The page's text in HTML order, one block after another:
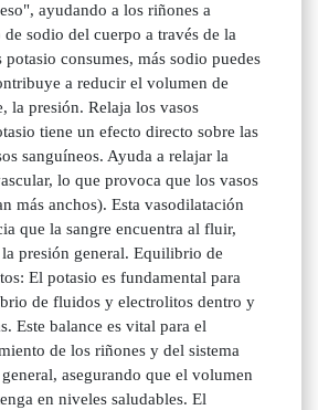
ayudando a los riñones a
sodio del cuerpo a través de la
consumes, más sodio puedes
a reducir el volumen de
la presión. Relaja los vasos
tiene un efecto directo sobre las
sanguíneos. Ayuda a relajar la
lo que provoca que los vasos
más anchos). Esta vasodilatación
que la sangre encuentra al fluir,
presión general. Equilibrio de
El potasio es fundamental para
de fluidos y electrolitos dentro y
Este balance es vital para el
de los riñones y del sistema
asegurando que el volumen
en niveles saludables. El